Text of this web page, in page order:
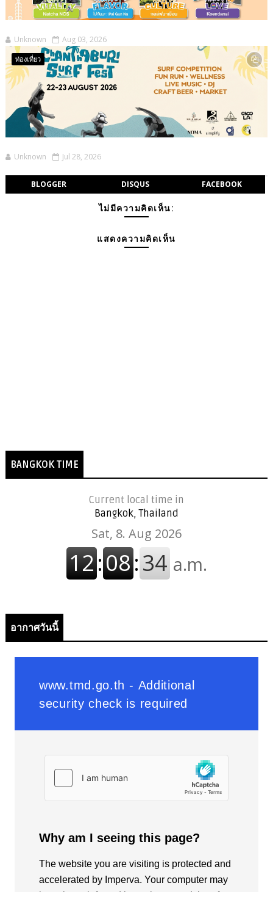
Unknown Aug 03, 2026
ท่องเที่ยว
Unknown Jul 28, 2026
BLOGGER DISQUS FACEBOOK
ไม่มีความคิดเห็น:
แสดงความคิดเห็น
BANGKOK TIME
Current local time in
Bangkok, Thailand
อากาศวันนี้